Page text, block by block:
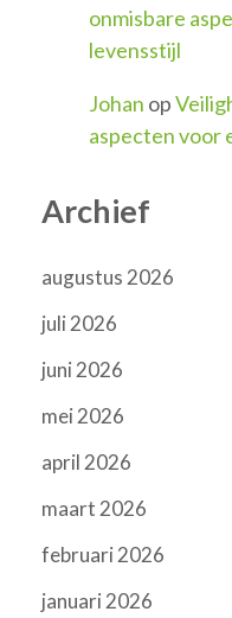
onmisbare
levensstijl
Johan op
aspecten voor
Archief
augustus 2026
juli 2026
juni 2026
mei 2026
april 2026
maart 2026
februari 2026
januari 2026